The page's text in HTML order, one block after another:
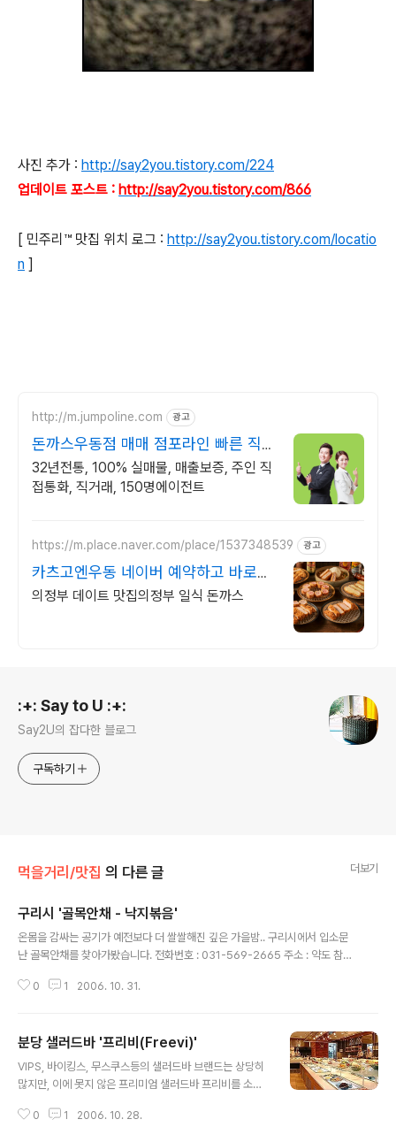
사진 추가 : http://say2you.tistory.com/224
업데이트 포스트 : http://say2you.tistory.com/866
[ 민주리™ 맛집 위치 로그 : http://say2you.tistory.com/locatio
n ]
http://m.jumpoline.com 광고
돈까스우동점 매매 점포라인 빠른 직거
래 & 안전중개거래
32년전통, 100% 실매물, 매출보증, 주인 직
접통화, 직거래, 150명에이전트
https://m.place.naver.com/place/1537348539 광고
카츠고엔우동 네이버 예약하고 바로드
세요.
의정부 데이트 맛집의정부 일식 돈까스
:+: Say to U :+:
Say2U의 잡다한 블로그
구독하기
먹을거리/맛집 의 다른 글 더보기
구리시 '골목안채 - 낙지볶음'
온몸을 감싸는 공기가 예전보다 더 쌀쌀해진 깊은 가을밤.. 구리시에서 입소문
난 골목안채를 찾아가봤습니다. 전화번호 : 031-569-2665 주소 : 약도 참조
정도로 골목안쪽에 있어 구리시 돌다리 근처를 한참을 배회하다 다른사람에게
지락 칼국수입니다. 앞서온 두팀이 빠져나가고서야 안으로 들어갈 수 있었고,
미리 주문을 받았기 때문에 음식은 생각보다 빨리 나왔습니다. 오늘의 주메뉴인
철판위에 김이 모락모락나고 있는 낙지볶음입니다. 저절로 침이 고이는 그런 색
0 1 2006. 10. 31.
분당 샐러드바 '프리비(Freevi)'
VIPS, 바이킹스, 무스쿠스등의 샐러드바 브랜드는 상당히
많지만, 이에 못지 않은 프리미엄 샐러드바 프리비를 소개
031-782-9696 매장위치 : 경기도 성남시 분당구 구미
0 1 2006. 10. 28.